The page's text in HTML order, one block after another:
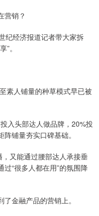
营销？
纪经济报道记者带大家拆
。
素人铺量的种草模式早已被
入头部达人做品牌，20%投
铺量夯实口碑基础。
，又能通过腰部达人承接垂
“很多人都在用”的氛围降
金融产品的营销上。